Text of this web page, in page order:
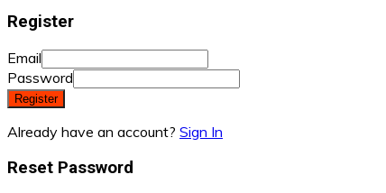
Register
Email
Password
Register
Already have an account? Sign In
Reset Password